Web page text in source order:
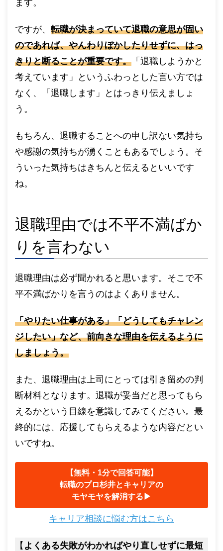
ます。
ですが、 転職が決まっていて退職の意思が固い
のであれば、やんわりぼかしたりせずに、はっ
きりと断ることが重要です。 「退職しようかと
考えています」というふわっとした言い方では
なく、「退職します」とはっきり伝えましょ
う。
もちろん、退職することへの申し訳ない気持ち
や感謝の気持ちが湧くこともあるでしょう。そ
ういった気持ちはきちんと伝えるといいです
ね。
退職理由では不平不満ばか
りを言わない
退職理由は必ず聞かれると思います。そこで不
平不満ばかりを言うのはよくありません。
「やりたい仕事がある」「どうしてもチャレン
ジしたい」など、前向きな理由を伝えるように
しましょう。
また、退職理由は上司にとっては引き留めの判
断材料となります。退職が妥当だと思ってもら
えるかという目線を意識してみてください。最
終的には、応援してもらえるような内容だとい
いですね。
【無料・1分で回答可能】
転職のプロ杉井とキャリアの
モヤモヤを解消する▶︎
キャリア相談に悩む方はこちら
【 よくある失敗がわかればやり直しせずに最短